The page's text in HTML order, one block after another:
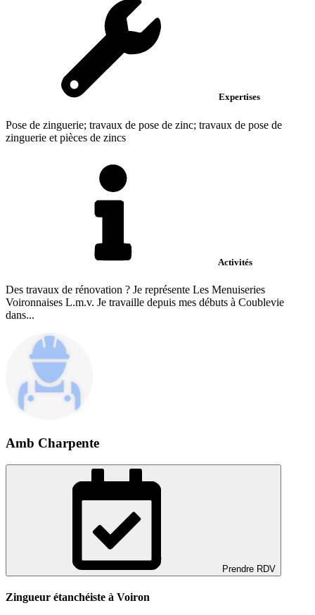
Expertises
Pose de zinguerie; travaux de pose de zinc; travaux de pose de
zinguerie et pièces de zincs
Activités
Des travaux de rénovation ? Je représente Les Menuiseries
Voironnaises L.m.v. Je travaille depuis mes débuts à Coublevie
dans...
Amb Charpente
Prendre RDV
Zingueur étanchéiste à Voiron